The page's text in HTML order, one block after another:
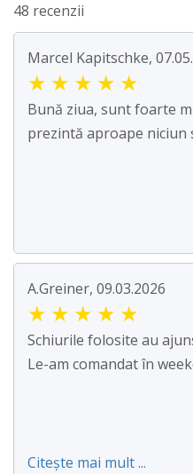
48 recenzii
Marcel Kapitschke,
★ ★ ★ ★ ★
Bună ziua, sunt foarte
prezintă aproape niciun
A.Greiner, 09.03.2026
★ ★ ★ ★ ★
Schiurile folosite au
Le-am comandat în
Citește mai mult ...